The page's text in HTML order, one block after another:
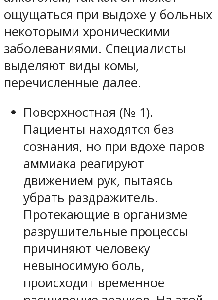
ощущаться при выдохе у больных
некоторыми хроническими
заболеваниями. Специалисты
выделяют виды комы,
перечисленные далее.
Поверхностная (№ 1).
Пациенты находятся без
сознания, но при вдохе паров
аммиака реагируют
движением рук, пытаясь
убрать раздражитель.
Протекающие в организме
разрушительные процессы
причиняют человеку
невыносимую боль,
происходит временное